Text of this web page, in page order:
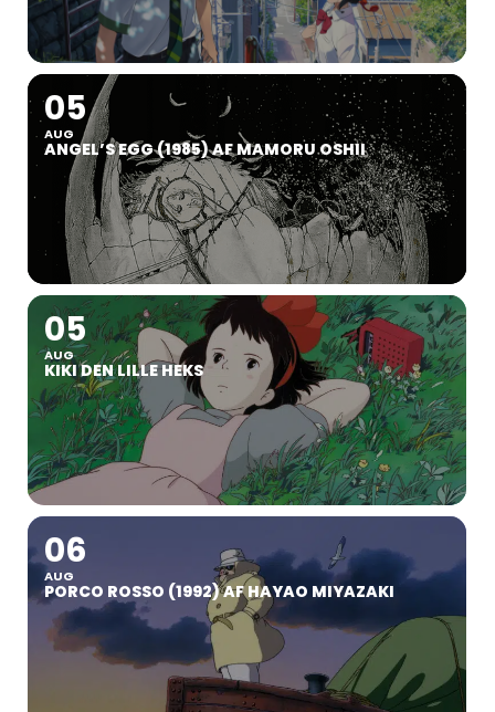
05
AUG
ANGEL’S EGG (1985) AF MAMORU OSHII
05
AUG
KIKI DEN LILLE HEKS
06
AUG
PORCO ROSSO (1992) AF HAYAO MIYAZAKI